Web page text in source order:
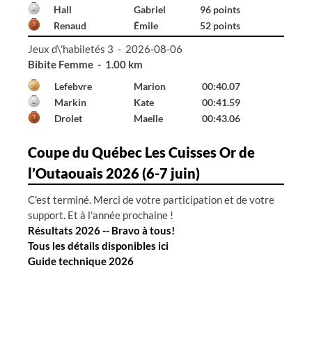
Hall
Gabriel
96 points
Renaud
Émile 52 points
Jeux d\'habiletés 3 - 2026-08-06
Bibite Femme - 1.00 km
Lefebvre Marion
00:40.07
Markin
Kate
00:41.59
Drolet
Maelle 00:43.06
Coupe du Québec Les Cuisses Or de
l’Outaouais 2026 (6-7 juin)
C'est terminé. Merci de votre participation et de votre
support. Et à l'année prochaine !
Résultats 2026 -- Bravo à tous!
Tous les détails disponibles ici
Guide technique 2026